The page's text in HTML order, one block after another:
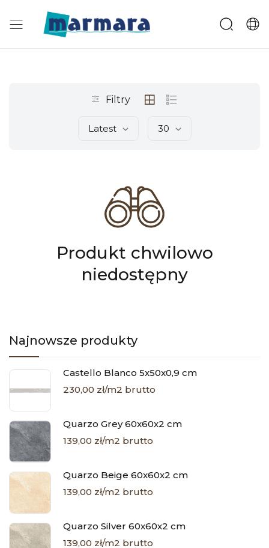
Najnowsze produkty
Castello Blanco 5x50x0,9 cm
230,00 zł/m2 brutto
Quarzo Grey 60x60x2 cm
139,00 zł/m2 brutto
Quarzo Beige 60x60x2 cm
139,00 zł/m2 brutto
Quarzo Silver 60x60x2 cm
139,00 zł/m2 brutto
Filtry
Latest 30
Produkt chwilowo
niedostępny